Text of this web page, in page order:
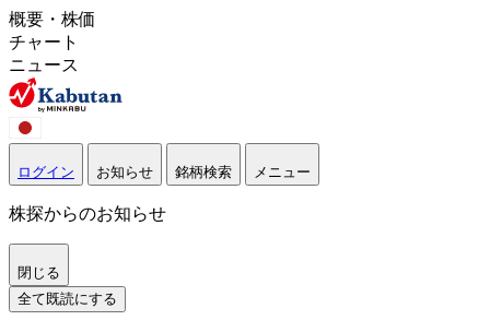
概要・株価
チャート
ニュース
ログイン お知らせ 銘柄検索 メニュー
株探からのお知らせ
閉じる
全て既読にする